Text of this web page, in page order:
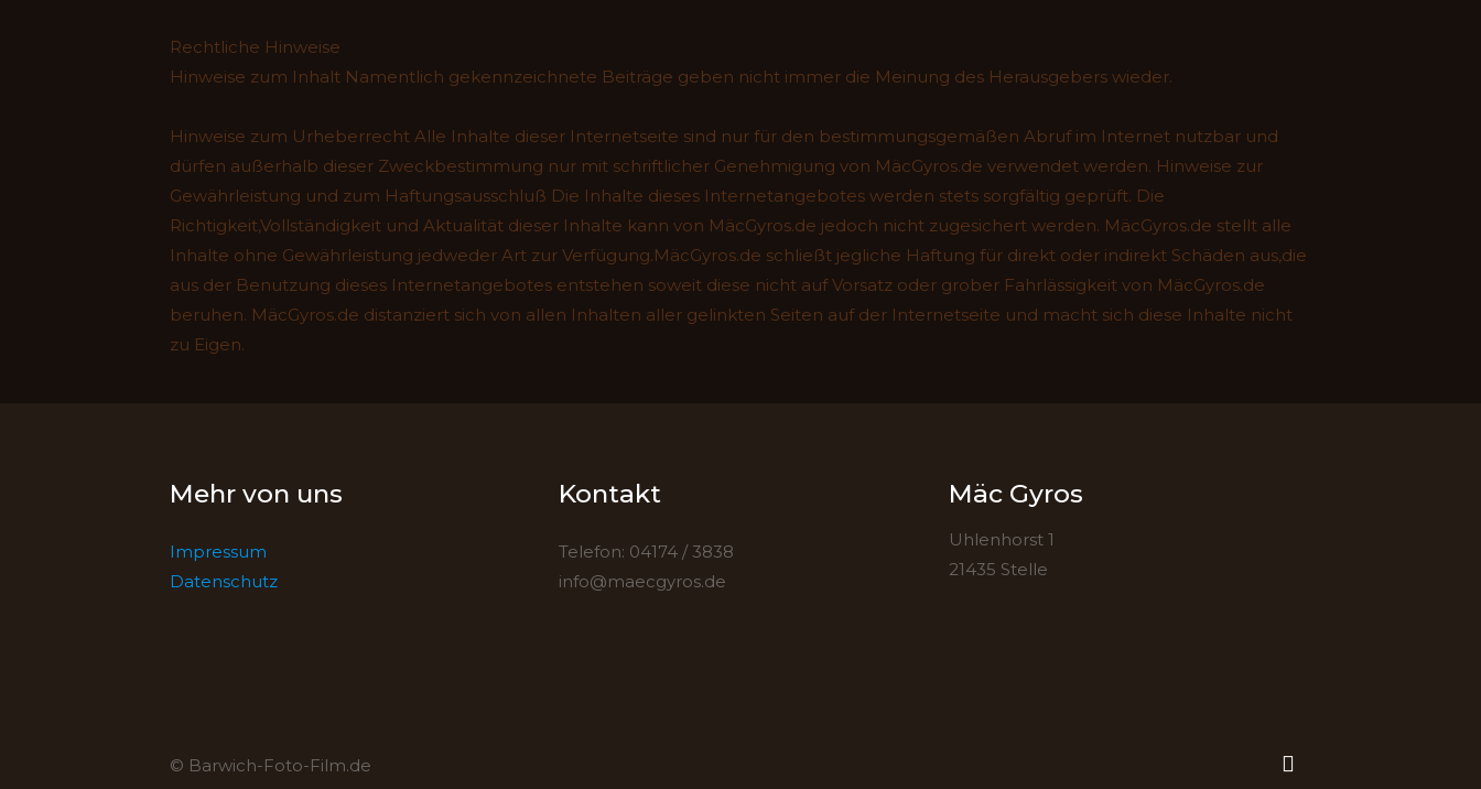
Rechtliche Hinweise
Hinweise zum Inhalt Namentlich gekennzeichnete Beiträge geben nicht immer die Meinung des Herausgebers wieder.
Hinweise zum Urheberrecht Alle Inhalte dieser Internetseite sind nur für den bestimmungsgemäßen Abruf im Internet nutzbar und
dürfen außerhalb dieser Zweckbestimmung nur mit schriftlicher Genehmigung von MäcGyros.de verwendet werden. Hinweise zur
Gewährleistung und zum Haftungsausschluß Die Inhalte dieses Internetangebotes werden stets sorgfältig geprüft. Die
Richtigkeit,Vollständigkeit und Aktualität dieser Inhalte kann von MäcGyros.de jedoch nicht zugesichert werden. MäcGyros.de stellt alle
Inhalte ohne Gewährleistung jedweder Art zur Verfügung.MäcGyros.de schließt jegliche Haftung für direkt oder indirekt Schäden aus,die
aus der Benutzung dieses Internetangebotes entstehen soweit diese nicht auf Vorsatz oder grober Fahrlässigkeit von MäcGyros.de
beruhen. MäcGyros.de distanziert sich von allen Inhalten aller gelinkten Seiten auf der Internetseite und macht sich diese Inhalte nicht
zu Eigen.
Mehr von uns
Impressum
Datenschutz
Kontakt
Telefon: 04174 / 3838
info@maecgyros.de
Mäc Gyros
Uhlenhorst 1
21435 Stelle
© Barwich-Foto-Film.de